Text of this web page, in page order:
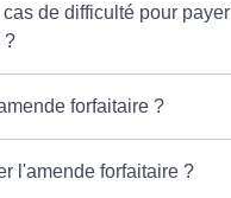
de difficulté pour payer
?
forfaitaire ?
l'amende forfaitaire ?